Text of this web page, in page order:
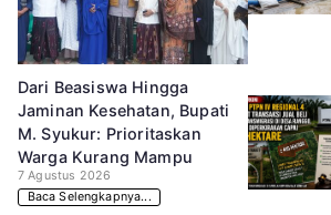
Dari Beasiswa Hingga
Jaminan Kesehatan, Bupati
M. Syukur: Prioritaskan
Warga Kurang Mampu
7 Agustus 2026
Baca Selengkapnya...